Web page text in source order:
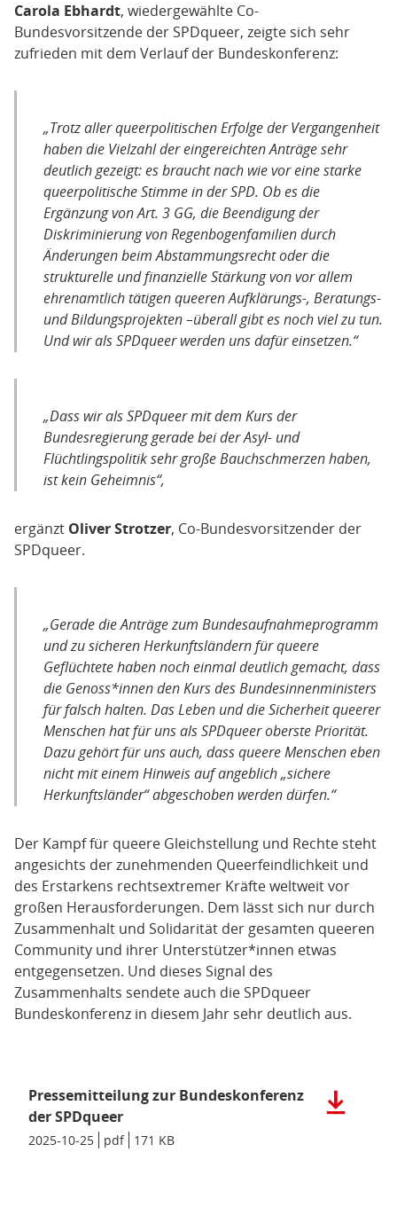
Carola Ebhardt, wiedergewählte Co-
Bundesvorsitzende der SPDqueer, zeigte sich sehr
zufrieden mit dem Verlauf der Bundeskonferenz:
„Trotz aller queerpolitischen Erfolge der Vergangenheit
haben die Vielzahl der eingereichten Anträge sehr
deutlich gezeigt: es braucht nach wie vor eine starke
queerpolitische Stimme in der SPD. Ob es die
Ergänzung von Art. 3 GG, die Beendigung der
Diskriminierung von Regenbogenfamilien durch
Änderungen beim Abstammungsrecht oder die
strukturelle und finanzielle Stärkung von vor allem
ehrenamtlich tätigen queeren Aufklärungs-, Beratungs-
und Bildungsprojekten –überall gibt es noch viel zu tun.
Und wir als SPDqueer werden uns dafür einsetzen.“
„Dass wir als SPDqueer mit dem Kurs der
Bundesregierung gerade bei der Asyl- und
Flüchtlingspolitik sehr große Bauchschmerzen haben,
ist kein Geheimnis“,
ergänzt Oliver Strotzer, Co-Bundesvorsitzender der
SPDqueer.
„Gerade die Anträge zum Bundesaufnahmeprogramm
und zu sicheren Herkunftsländern für queere
Geflüchtete haben noch einmal deutlich gemacht, dass
die Genoss*innen den Kurs des Bundesinnenministers
für falsch halten. Das Leben und die Sicherheit queerer
Menschen hat für uns als SPDqueer oberste Priorität.
Dazu gehört für uns auch, dass queere Menschen eben
nicht mit einem Hinweis auf angeblich „sichere
Herkunftsländer“ abgeschoben werden dürfen.“
Der Kampf für queere Gleichstellung und Rechte steht
angesichts der zunehmenden Queerfeindlichkeit und
des Erstarkens rechtsextremer Kräfte weltweit vor
großen Herausforderungen. Dem lässt sich nur durch
Zusammenhalt und Solidarität der gesamten queeren
Community und ihrer Unterstützer*innen etwas
entgegensetzen. Und dieses Signal des
Zusammenhalts sendete auch die SPDqueer
Bundeskonferenz in diesem Jahr sehr deutlich aus.
Pressemitteilung zur Bundeskonferenz
der SPDqueer
Metadaten:
Datum/Gültigkeit:
2025-10-25 Dateiformat:
pdf Dateigröße:
171 KB
der